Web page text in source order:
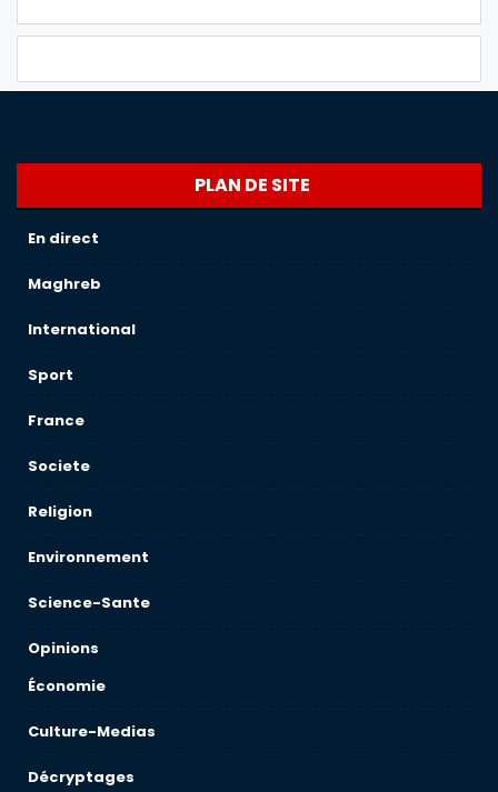
PLAN DE SITE
En direct
Maghreb
International
Sport
France
Societe
Religion
Environnement
Science-Sante
Opinions
Économie
Culture-Medias
Décryptages